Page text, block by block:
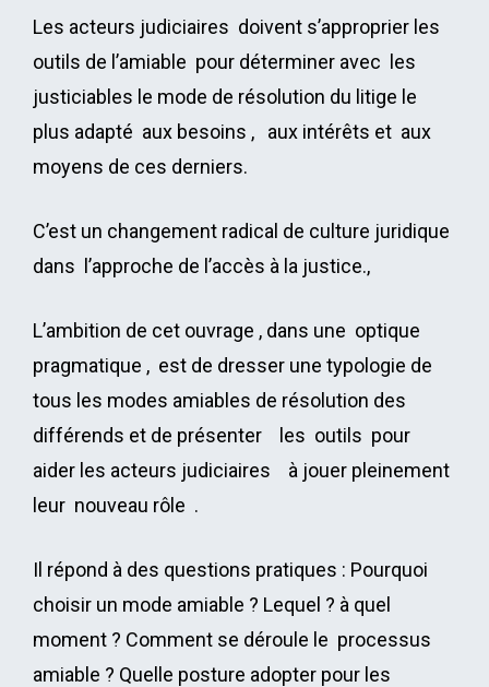
Les acteurs judiciaires doivent s’approprier les
outils de l’amiable pour déterminer avec les
justiciables le mode de résolution du litige le
plus adapté aux besoins , aux intérêts et aux
moyens de ces derniers.
C’est un changement radical de culture juridique
dans l’approche de l’accès à la justice.,
L’ambition de cet ouvrage , dans une optique
pragmatique , est de dresser une typologie de
tous les modes amiables de résolution des
différends et de présenter les outils pour
aider les acteurs judiciaires à jouer pleinement
leur nouveau rôle .
Il répond à des questions pratiques : Pourquoi
choisir un mode amiable ? Lequel ? à quel
moment ? Comment se déroule le processus
amiable ? Quelle posture adopter pour les